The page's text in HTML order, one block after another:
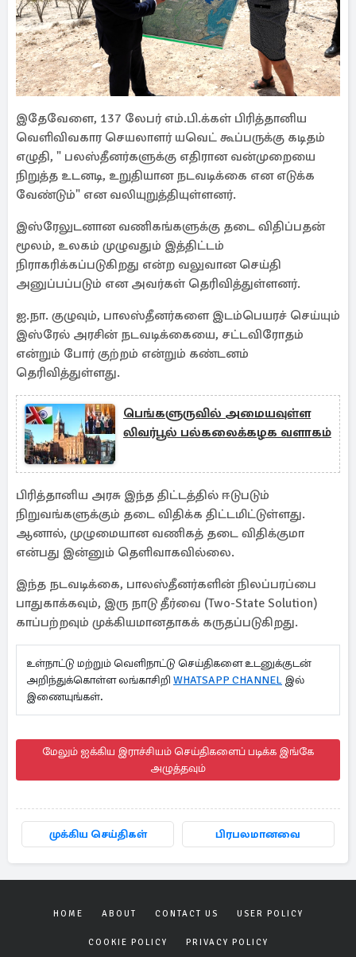
இதேவேளை, 137 லேபர் எம்.பி.க்கள் பிரித்தானிய
வெளிவிவகார செயலாளர் யவெட் கூப்பருக்கு கடிதம்
எழுதி, " பலஸ்தீனர்களுக்கு எதிரான வன்முறையை
நிறுத்த உடனடி, உறுதியான நடவடிக்கை என எடுக்க
வேண்டும்" என வலியுறுத்தியுள்ளனர்.
இஸ்ரேலுடனான வணிகங்களுக்கு தடை விதிப்பதன்
மூலம், உலகம் முழுவதும் இத்திட்டம்
நிராகரிக்கப்படுகிறது என்ற வலுவான செய்தி
அனுப்பப்படும் என அவர்கள் தெரிவித்துள்ளனர்.
ஐ.நா. குழுவும், பாலஸ்தீனர்களை இடம்பெயரச் செய்யும்
இஸ்ரேல் அரசின் நடவடிக்கையை, சட்டவிரோதம்
என்றும் போர் குற்றம் என்றும் கண்டனம்
தெரிவித்துள்ளது.
பெங்களுருவில் அமையவுள்ள
லிவர்பூல் பல்கலைக்கழக வளாகம்
பிரித்தானிய அரசு இந்த திட்டத்தில் ஈடுபடும்
நிறுவங்களுக்கும் தடை விதிக்க திட்டமிட்டுள்ளது.
ஆனால், முழுமையான வணிகத் தடை விதிக்குமா
என்பது இன்னும் தெளிவாகவில்லை.
இந்த நடவடிக்கை, பாலஸ்தீனர்களின் நிலப்பரப்பை
பாதுகாக்கவும், இரு நாடு தீர்வை (Two-State Solution)
காப்பற்றவும் முக்கியமானதாகக் கருதப்படுகிறது.
உள்நாட்டு மற்றும் வெளிநாட்டு செய்திகளை உடனுக்குடன்
அறிந்துக்கொள்ள லங்காசிறி WHATSAPP CHANNEL இல்
இணையுங்கள்.
மேலும் ஐக்கிய இராச்சியம் செய்திகளைப் படிக்க இங்கே
அழுத்தவும்
முக்கிய செய்திகள் பிரபலமானவை
HOME ABOUT CONTACT US USER POLICY
COOKIE POLICY PRIVACY POLICY